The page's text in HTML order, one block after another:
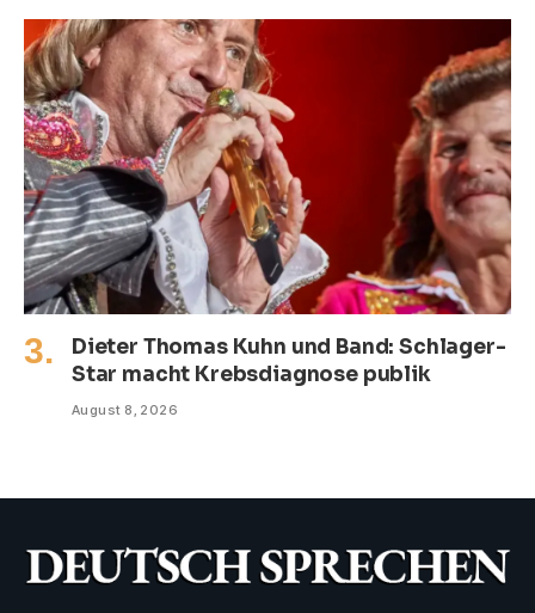
Dieter Thomas Kuhn und Band: Schlager-
Star macht Krebsdiagnose publik
August 8, 2026